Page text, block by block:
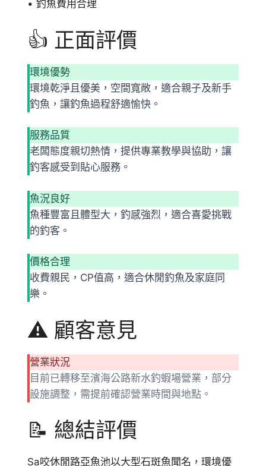
• 釣魚費用合理
👍 正面評價
環境優勢
環境乾淨且優美，空間寬敞，適合親子及新手
釣魚，讓釣魚過程舒適愉快。
服務品質
老闆態度親切熱情，提供專業教學與協助，讓
釣客感受到貼心服務。
魚況良好
魚種豐富且體型大，釣感強烈，適合喜愛挑戰
的釣客。
價格合理
收費親民，CP值高，適合休閒釣魚及家庭同
樂。
⚠️ 顧客意見
營業狀況
目前已轉移至濱海公路新水釣蝦場營業，部分
設施調整，需提前確認營業時間與地點。
📝 總結評價
Sa咬休閒路亞魚池以大型石斑魚聞名，環境優